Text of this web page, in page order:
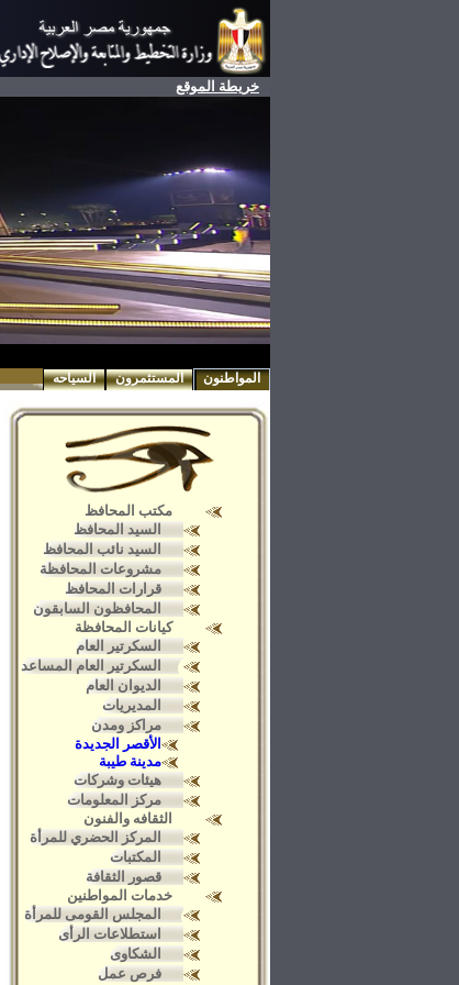
خريطة الموقع
المواطنون المستثمرون السياحه
مكتب المحافظ
السيد المحافظ
السيد نائب المحافظ
مشروعات المحافظة
قرارات المحافظ
المحافظون السابقون
كيانات المحافظة
السكرتير العام
السكرتير العام المساعد
الديوان العام
المديريات
مراكز ومدن
الأقصر الجديدة
مدينة طيبة
هيئات وشركات
مركز المعلومات
الثقافه والفنون
المركز الحضري للمرأة
المكتبات
قصور الثقافة
خدمات المواطنين
المجلس القومى للمرأة
استطلاعات الرأى
الشكاوى
فرص عمل